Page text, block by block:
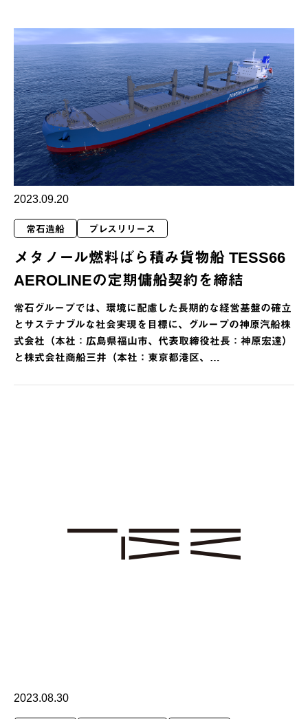
2023.09.20
常石造船 プレスリリース
メタノール燃料ばら積み貨物船 TESS66
AEROLINEの定期傭船契約を締結
常石グループでは、環境に配慮した長期的な経営基盤の確立
とサステナブルな社会実現を目標に、グループの神原汽船株
式会社（本社：広島県福山市、代表取締役社長：神原宏達）
と株式会社商船三井（本社：東京都港区、…
2023.08.30